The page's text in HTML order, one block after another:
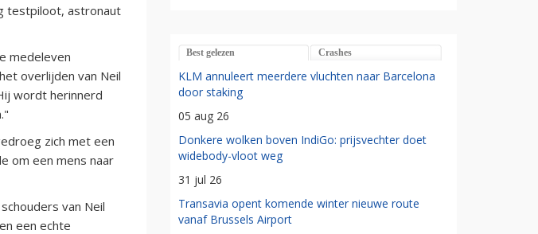
testpiloot, astronaut
medeleven
overlijden van Neil
wordt herinnerd
zich met een
om een mens naar
van Neil
een echte
Best gelezen Crashes
KLM annuleert meerdere vluchten naar Barcelona
door staking
05 aug 26
Donkere wolken boven IndiGo: prijsvechter doet
widebody-vloot weg
31 jul 26
Transavia opent komende winter nieuwe route
vanaf Brussels Airport